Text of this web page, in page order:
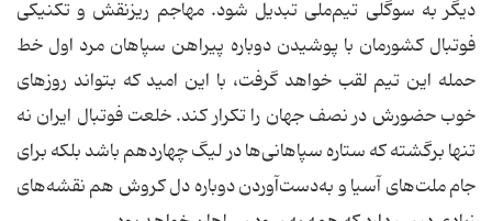
دیگر به سوگلی تیم‌ملی تبدیل شود. مهاجم ریزنقش و تكنیكی
فوتبال كشورمان با پوشیدن دوباره پیراهن سپاهان مرد اول خط
حمله این تیم لقب خواهد گرفت، با این امید كه بتواند روزهای
خوب حضورش در نصف جهان را تكرار كند. خلعت فوتبال ایران نه
تنها برگشته كه ستاره سپاهانی‌ها در لیگ چهاردهم باشد بلكه برای
جام ملت‌های آسیا و به‌دست‌آوردن دوباره دل كروش هم نقشه‌های